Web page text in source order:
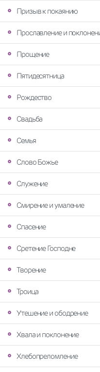
Призыв к покаянию
Прославление и
Прощение
Пятидесятница
Рождество
Свадьба
Семья
Слово Божье
Служение
Смирение и умаление
Спасение
Сретение Господне
Творение
Троица
Утешение и ободрение
Хвала и поклонение
Хлебопреломление